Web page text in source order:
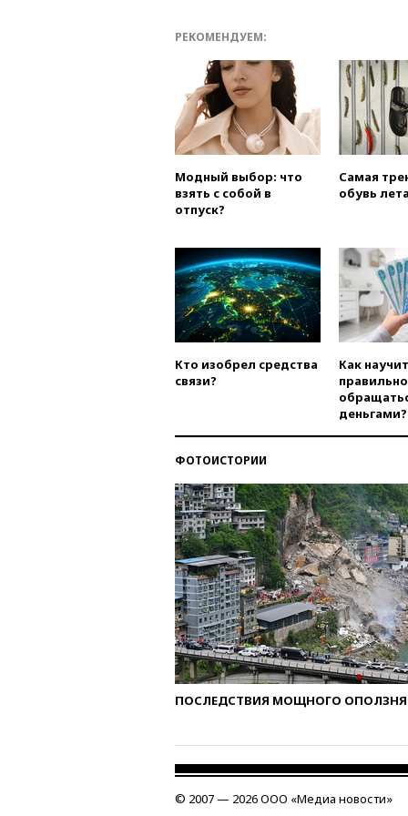
РЕКОМЕНДУЕМ:
Модный выбор: что
взять с собой в
отпуск?
Самая
обувь
Кто изобрел средства
связи?
Как
правильно
деньгами?
ФОТОИСТОРИИ
ПОСЛЕДСТВИЯ МОЩНОГО ОПОЛЗНЯ
© 2007 — 2026 ООО «Медиа новости»